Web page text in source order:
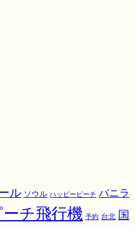
ル ソウル ハッピーピーチ バニラ
ーチ飛行機 予約 台北 国